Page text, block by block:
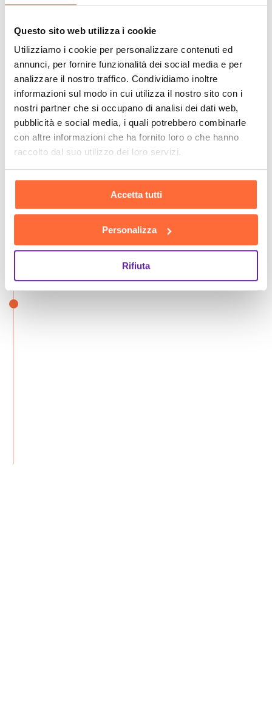
Questo sito web utilizza i cookie
Utilizziamo i cookie per personalizzare contenuti ed
annunci, per fornire funzionalità dei social media e per
analizzare il nostro traffico. Condividiamo inoltre
informazioni sul modo in cui utilizza il nostro sito con i
nostri partner che si occupano di analisi dei dati web,
pubblicità e social media, i quali potrebbero combinarle
con altre informazioni che ha fornito loro o che hanno
raccolto dal suo utilizzo dei loro servizi.
Accetta tutti
Personalizza
Rifiuta